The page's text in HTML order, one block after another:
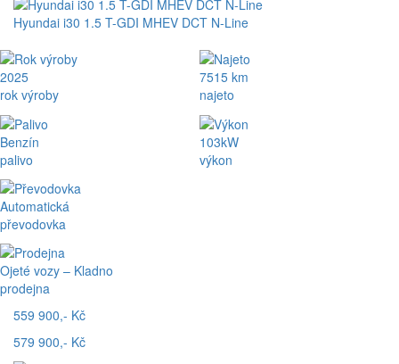
Hyundai i30 1.5 T-GDI MHEV DCT N-Line
2025
rok výroby
Benzín
palivo
Automatická
převodovka
Ojeté vozy – Kladno
prodejna
7515 km
najeto
103kW
výkon
559 900,- Kč
579 900,- Kč